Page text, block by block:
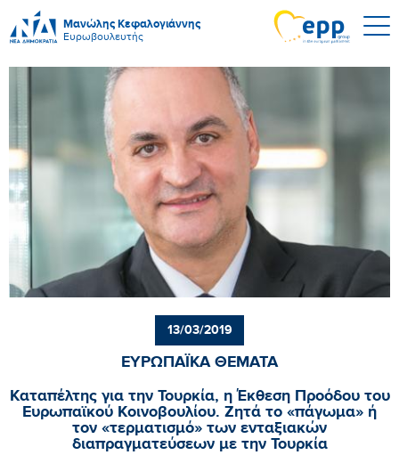
Μανώλης Κεφαλογιάννης
Ευρωβουλευτής
13/03/2019
ΕΥΡΩΠΑΪΚΑ ΘΕΜΑΤΑ
Καταπέλτης για την Τουρκία, η Έκθεση Προόδου του
Ευρωπαϊκού Κοινοβουλίου. Ζητά το «πάγωμα» ή
τον «τερματισμό» των ενταξιακών
διαπραγματεύσεων με την Τουρκία